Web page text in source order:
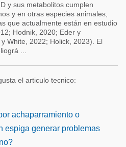
y sus metabolitos cumplen
y en otras especies animales,
que actualmente están en estudio
Hodnik, 2020; Eder y
White, 2022; Holick, 2023). El
...
el articulo tecnico:
achaparramiento o
espiga generar problemas